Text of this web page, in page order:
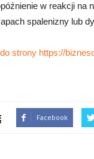
w reakcji na
spalenizny lub
do strony https://
Facebook